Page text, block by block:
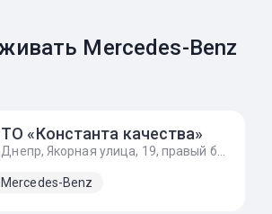
Mercedes-Benz
«Константа качества»
Mercedes-Benz